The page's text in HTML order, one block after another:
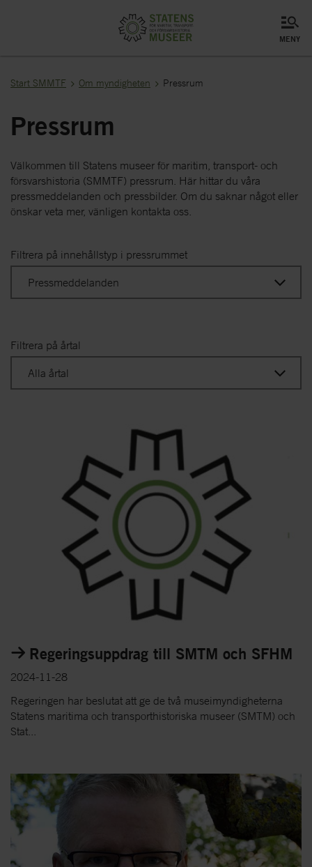
meny
Start SMMTF Om myndigheten Pressrum
Pressrum
Välkommen till Statens museer för maritim, transport- och
försvarshistoria (SMMTF) pressrum. Här hittar du våra
pressmeddelanden och pressbilder. Om du saknar något eller
önskar veta mer, vänligen kontakta oss.
Filtrera på innehållstyp i pressrummet
Filtrera på årtal
Regeringsuppdrag till SMTM och SFHM
2024-11-28
Regeringen har beslutat att ge de två museimyndigheterna
Statens maritima och transporthistoriska museer (SMTM) och
Stat...